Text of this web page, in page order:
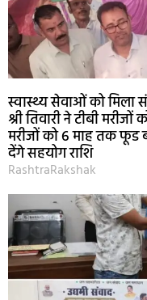
स्वास्थ्य सेवाओं को
श्री तिवारी ने टीबी
मरीजों को 6 माह तक फूड
देंगे सहयोग राशि
RashtraRakshak